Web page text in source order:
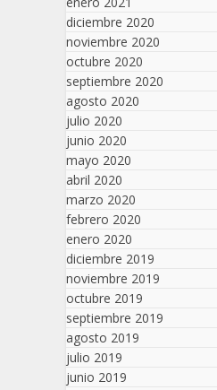
diciembre 2020
noviembre 2020
octubre 2020
septiembre 2020
agosto 2020
julio 2020
junio 2020
mayo 2020
abril 2020
marzo 2020
febrero 2020
enero 2020
diciembre 2019
noviembre 2019
octubre 2019
septiembre 2019
agosto 2019
julio 2019
junio 2019